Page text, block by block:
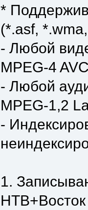
*
(*.asf,
- Любой
MPEG-4
- Любой
MPEG-1,2
-
1.